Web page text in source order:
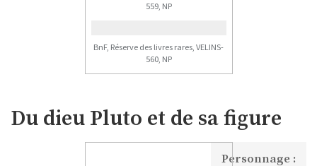
559, NP
BnF, Réserve des livres rares, VELINS-
560, NP
Du dieu Pluto et de sa figure
Personnage :